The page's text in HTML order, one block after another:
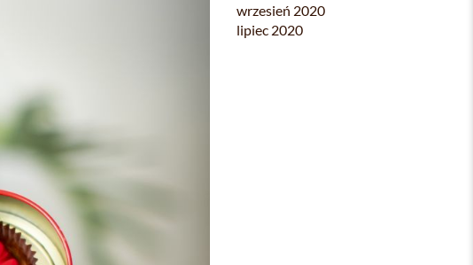
wrzesień 2020
lipiec 2020